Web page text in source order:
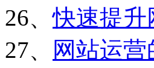
26、快速提升
27、
网站运